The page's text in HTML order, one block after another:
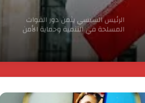
الدكتور محسن السيد.. نموذج للإدارة
الناجحة والانضباط المهنى بأوقاف الفيوم
انطلاق شركة « ZEE Properties» بالسوق
العقاري المصري بمحفظة مشروعات